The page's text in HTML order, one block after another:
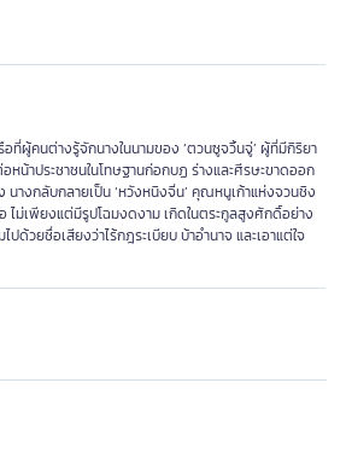
อที่ผู้คนต่างรู้จักนางในนามของ ‘ตวนซูจวิ้นจู่’ ผู้ที่มีกิริยา
หน้าประชาชนในโทษฐานก่อกบฏ ร่างและศีรษะขาดออก
นางกลับกลายเป็น ‘หวังหนิงจิ่น’ คุณหนูเก้าแห่งจวนชิง
ไม่เพียงแต่มีรูปโฉมงดงาม เกิดในตระกูลสูงศักดิ์อย่าง
ด้วยชื่อเสียงว่าไร้กฎระเบียบ บ้าอำนาจ และเอาแต่ใจ